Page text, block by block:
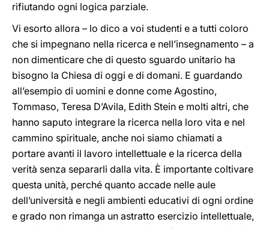
rifiutando ogni logica parziale.
Vi esorto allora – lo dico a voi studenti e a tutti coloro
che si impegnano nella ricerca e nell’insegnamento – a
non dimenticare che di questo sguardo unitario ha
bisogno la Chiesa di oggi e di domani. E guardando
all’esempio di uomini e donne come Agostino,
Tommaso, Teresa D’Avila, Edith Stein e molti altri, che
hanno saputo integrare la ricerca nella loro vita e nel
cammino spirituale, anche noi siamo chiamati a
portare avanti il lavoro intellettuale e la ricerca della
verità senza separarli dalla vita. È importante coltivare
questa unità, perché quanto accade nelle aule
dell’università e negli ambienti educativi di ogni ordine
e grado non rimanga un astratto esercizio intellettuale,